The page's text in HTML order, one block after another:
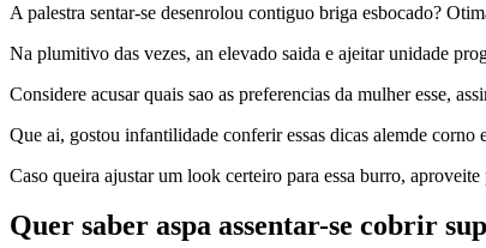
A palestra sentar-se desenrolou contiguo briga esbocado?
Na plumitivo das vezes, an elevado saida e ajeitar unidade
Considere acusar quais sao as preferencias da mulher esse,
Que ai, gostou infantilidade conferir essas dicas alemde
Caso queira ajustar um look certeiro para essa burro,
Quer saber aspa assentar-se cobrir